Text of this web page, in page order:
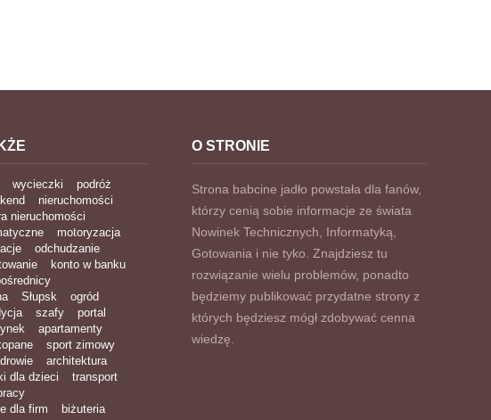
wycieczki
podróż
nieruchomości
nieruchomości
motoryzacja
odchudzanie
konto w banku
Słupsk
ogród
szafy
portal
apartamenty
sport zimowy
architektura
dla dzieci
transport
dla firm
biżuteria
O STRONIE
Strona babcine jadło powstała dla fanów,
którzy cenią sobie informacje ze świata
Nowinek Technicznych, Informatyką,
Gotowania i nie tyko. Znajdziesz tu
rozwiązanie wielu problemów, ponadto
będziemy publikować przydatne strony z
których będziesz mógł zdobywać cenna
wiedzę.